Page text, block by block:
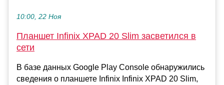
10:00, 22 Ноя
Планшет Infinix XPAD 20 Slim засветился в
сети
В базе данных Google Play Console обнаружились
сведения о планшете Infinix Infinix XPAD 20 Slim,